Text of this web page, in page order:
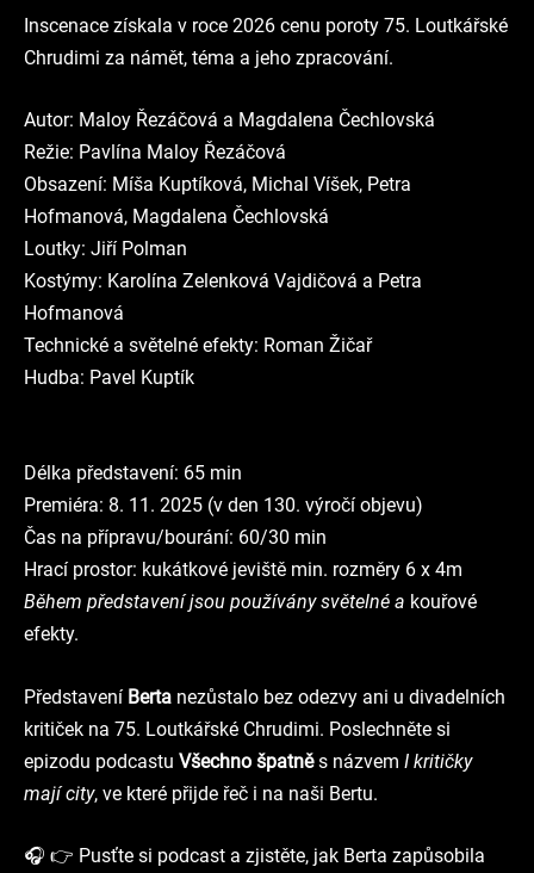
Inscenace získala v roce 2026 cenu poroty 75. Loutkářské
Chrudimi za námět, téma a jeho zpracování.
Autor: Maloy Řezáčová a Magdalena Čechlovská
Režie: Pavlína Maloy Řezáčová
Obsazení: Míša Kuptíková, Michal Víšek, Petra
Hofmanová, Magdalena Čechlovská
Loutky: Jiří Polman
Kostýmy: Karolína Zelenková Vajdičová a Petra
Hofmanová
Technické a světelné efekty: Roman Žičař
Hudba: Pavel Kuptík
Délka představení: 65 min
Premiéra: 8. 11. 2025 (v den 130. výročí objevu)
Čas na přípravu/bourání: 60/30 min
Hrací prostor: kukátkové jeviště min. rozměry 6 x 4m
Během představení jsou používány světelné a kouřové
efekty.
Představení Berta nezůstalo bez odezvy ani u divadelních
kritiček na 75. Loutkářské Chrudimi. Poslechněte si
epizodu podcastu Všechno špatněs názvem I kritičky
mají city, ve které přijde řeč i na naši Bertu.
🎧 👉 Pusťte si podcast a zjistěte, jak Berta zapůsobila